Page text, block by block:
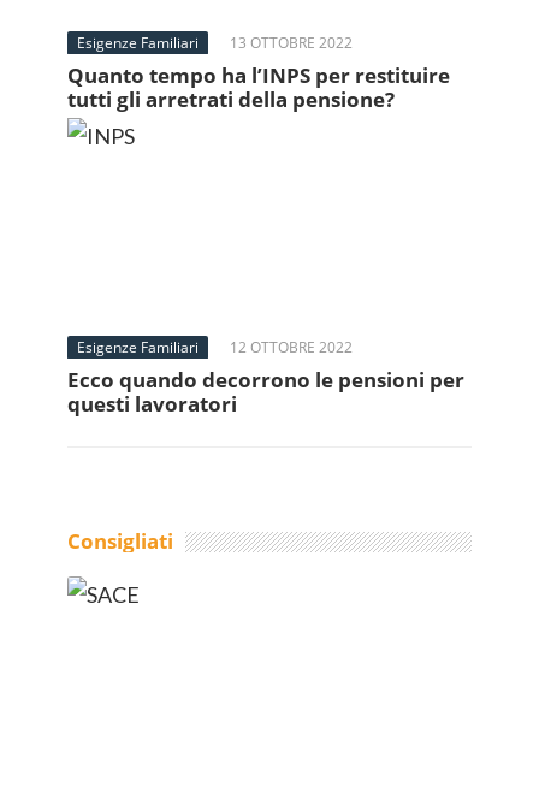
Esigenze Familiari 13 OTTOBRE 2022
Quanto tempo ha l’INPS per restituire
tutti gli arretrati della pensione?
Esigenze Familiari 12 OTTOBRE 2022
Ecco quando decorrono le pensioni per
questi lavoratori
Consigliati